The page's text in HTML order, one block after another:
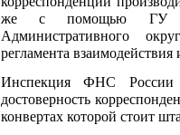
же с помощью ГУ
Административного
регламента
Инспекция ФНС
достоверность
конвертах которой стоит